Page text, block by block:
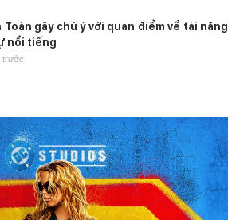
Toàn gây chú ý với quan điểm về tài năng
nổi tiếng
trước